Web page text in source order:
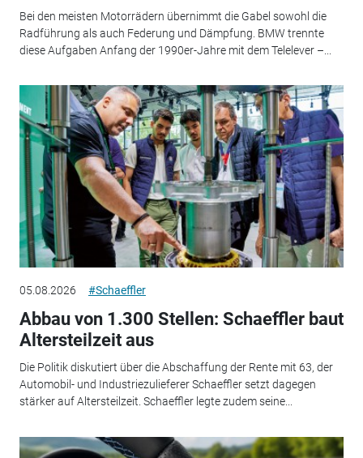
Bei den meisten Motorrädern übernimmt die Gabel sowohl die
Radführung als auch Federung und Dämpfung. BMW trennte
diese Aufgaben Anfang der 1990er-Jahre mit dem Telelever –...
05.08.2026 #Schaeffler
Abbau von 1.300 Stellen: Schaeffler baut
Altersteilzeit aus
Die Politik diskutiert über die Abschaffung der Rente mit 63, der
Automobil- und Industriezulieferer Schaeffler setzt dagegen
stärker auf Altersteilzeit. Schaeffler legte zudem seine...